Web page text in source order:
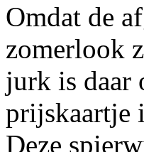
Omdat de
zomerlook
jurk is daar
prijskaartje
Deze